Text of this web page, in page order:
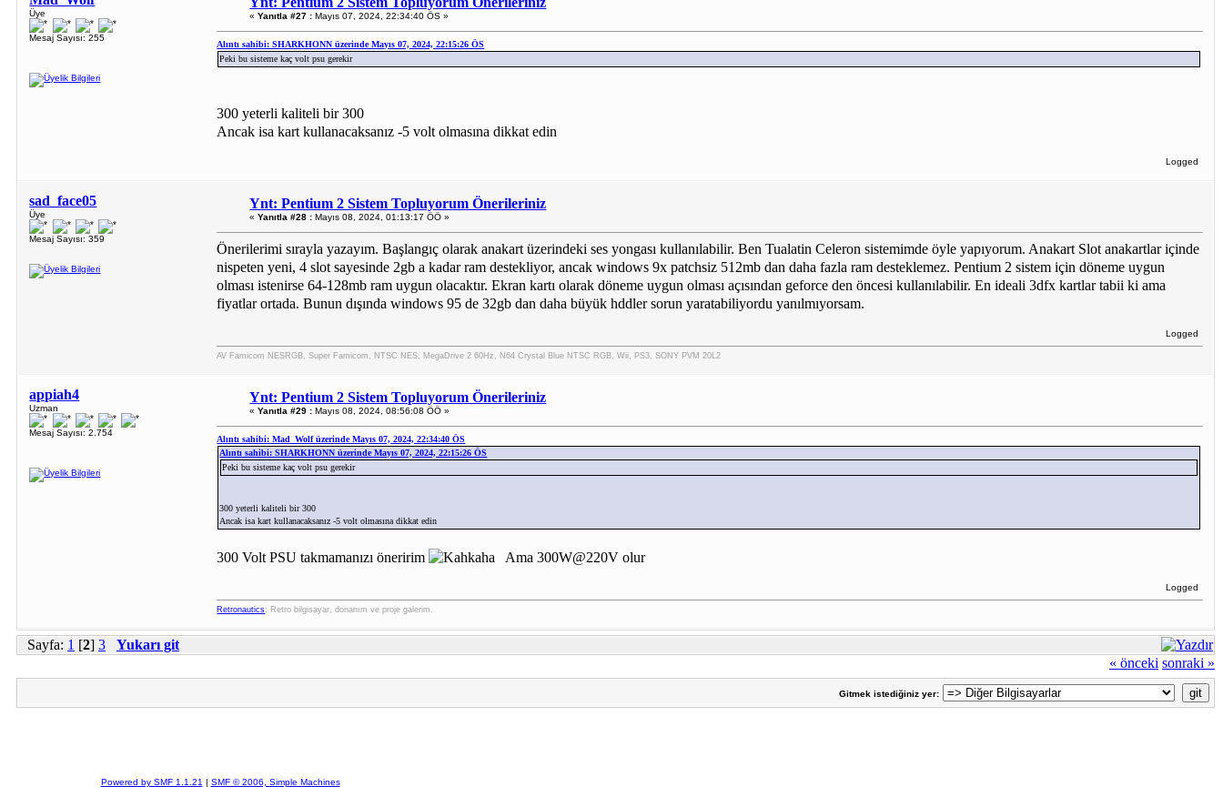
Üye
Mesaj Sayısı: 255
«Yanıtla #27 : Mayıs 07, 2024, 22:34:40 ÖS »
Alıntı sahibi: SHARKHONN üzerinde Mayıs 07, 2024, 22:15:26 ÖS
Peki bu sisteme kaç volt psu gerekir
300 yeterli kaliteli bir 300
Ancak isa kart kullanacaksanız -5 volt olmasına dikkat edin
Logged
sad_face05
Üye
Mesaj Sayısı: 359
Ynt: Pentium 2 Sistem Topluyorum Önerileriniz
«Yanıtla #28 : Mayıs 08, 2024, 01:13:17 ÖÖ »
Önerilerimi sırayla yazayım. Başlangıç olarak anakart üzerindeki ses yongası kullanılabilir. Ben Tualatin Celeron sistemimde öyle yapıyorum. Anakart Slot anakartlar içinde
nispeten yeni, 4 slot sayesinde 2gb a kadar ram destekliyor, ancak windows 9x patchsiz 512mb dan daha fazla ram desteklemez. Pentium 2 sistem için döneme uygun
olması istenirse 64-128mb ram uygun olacaktır. Ekran kartı olarak döneme uygun olması açısından geforce den öncesi kullanılabilir. En ideali 3dfx kartlar tabii ki ama
fiyatlar ortada. Bunun dışında windows 95 de 32gb dan daha büyük hddler sorun yaratabiliyordu yanılmıyorsam.
Logged
AV Famicom NESRGB, Super Famicom, NTSC NES, MegaDrive 2 60Hz, N64 Crystal Blue NTSC RGB, Wii, PS3, SONY PVM 20L2
appiah4
Uzman
Mesaj Sayısı: 2.754
Ynt: Pentium 2 Sistem Topluyorum Önerileriniz
«Yanıtla #29 : Mayıs 08, 2024, 08:56:08 ÖÖ »
Alıntı sahibi: Mad_Wolf üzerinde Mayıs 07, 2024, 22:34:40 ÖS
Alıntı sahibi: SHARKHONN üzerinde Mayıs 07, 2024, 22:15:26 ÖS
Peki bu sisteme kaç volt psu gerekir
300 yeterli kaliteli bir 300
Ancak isa kart kullanacaksanız -5 volt olmasına dikkat edin
300 Volt PSU takmamanızı öneririm Ama 300W@220V olur
Logged
Retronautics: Retro bilgisayar, donanım ve proje galerim.
Sayfa: 1 [2] 3
Yukarı git
« önceki sonraki »
Gitmek istediğiniz yer:
Powered by SMF 1.1.21 | SMF © 2006, Simple Machines